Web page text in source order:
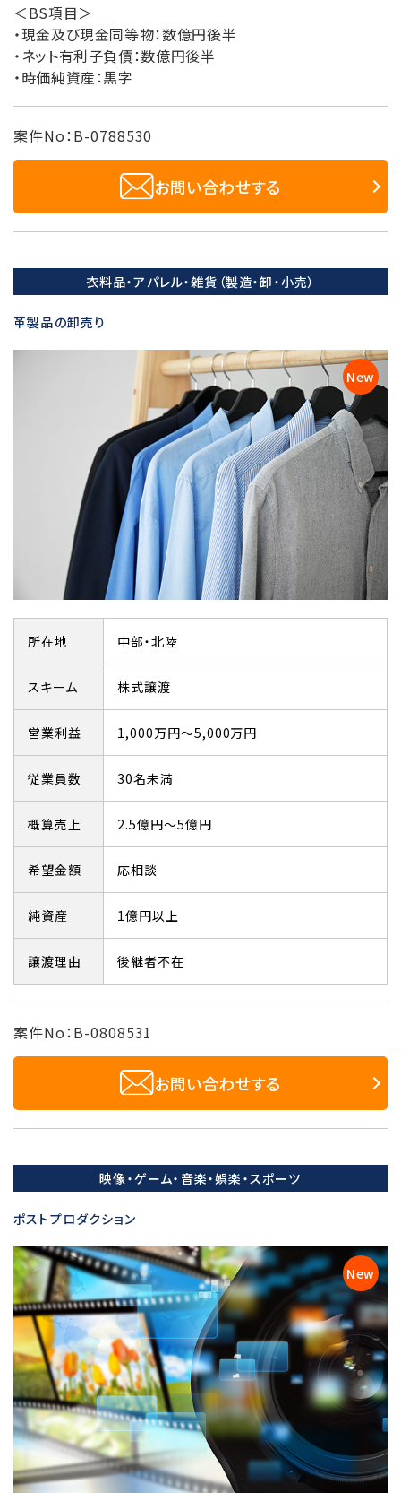
＜BS項目＞
・現金及び現金同等物：数億円後半
・ネット有利子負債：数億円後半
・時価純資産：黒字
案件No：B-0788530
お問い合わせする
衣料品・アパレル・雑貨（製造・卸・小売）
革製品の卸売り
所在地 中部・北陸
スキーム 株式譲渡
営業利益 1,000万円～5,000万円
従業員数 30名未満
概算売上 2.5億円～5億円
希望金額 応相談
純資産 1億円以上
譲渡理由 後継者不在
案件No：B-0808531
お問い合わせする
映像・ゲーム・音楽・娯楽・スポーツ
ポストプロダクション